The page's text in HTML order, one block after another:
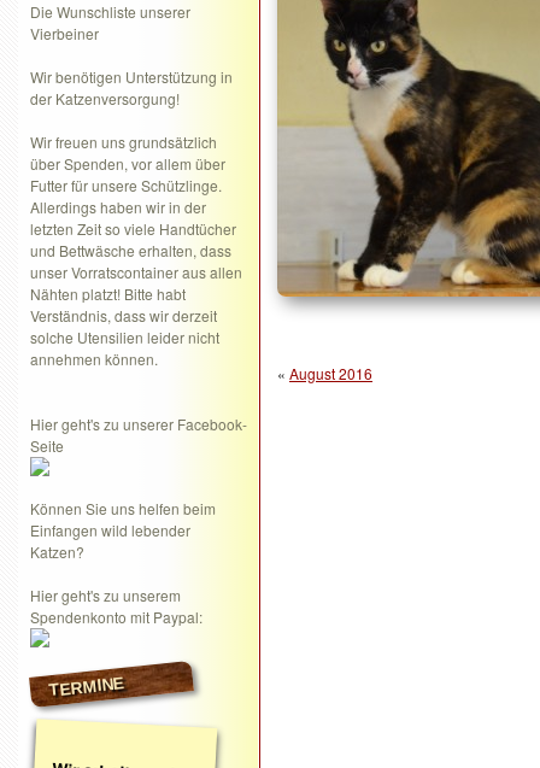
Die Wunschliste unserer
Vierbeiner
Wir benötigen Unterstützung in
der Katzenversorgung!
Wir freuen uns grundsätzlich
über Spenden, vor allem über
Futter für unsere Schützlinge.
Allerdings haben wir in der
letzten Zeit so viele Handtücher
und Bettwäsche erhalten, dass
unser Vorratscontainer aus allen
Nähten platzt! Bitte habt
Verständnis, dass wir derzeit
solche Utensilien leider nicht
annehmen können.
Hier geht's zu unserer Facebook-
Seite
Können Sie uns helfen beim
Einfangen wild lebender
Katzen?
Hier geht's zu unserem
Spendenkonto mit Paypal:
TERMINE
« August 2016